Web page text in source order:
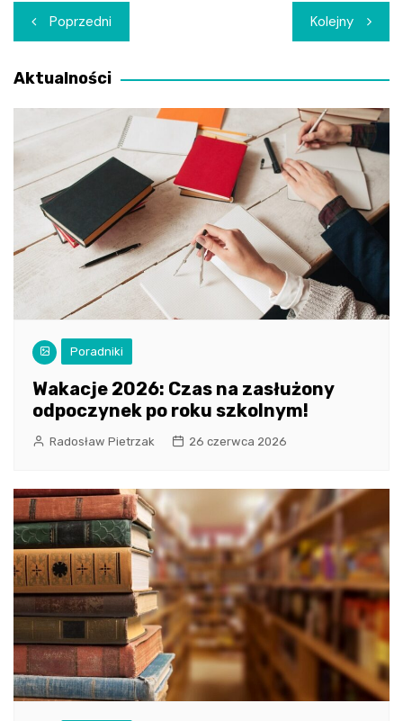
Nawigacja
wpisu
Poprzedni Kolejny
Aktualności
Poradniki
Wakacje 2026: Czas na zasłużony
odpoczynek po roku szkolnym!
Radosław Pietrzak 26 czerwca 2026